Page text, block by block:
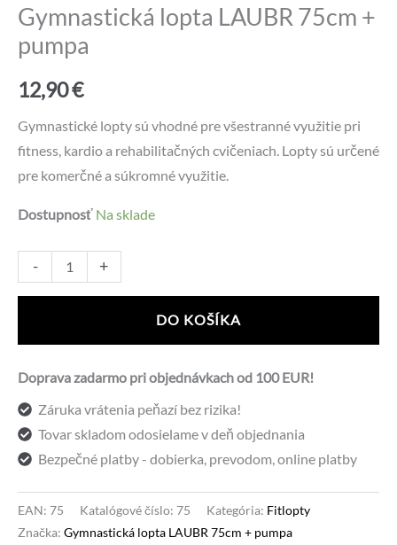
Gymnastická lopta LAUBR 75cm +
pumpa
12,90€
Gymnastické lopty sú vhodné pre všestranné využitie pri
fitness, kardio a rehabilitačných cvičeniach. Lopty sú určené
pre komerčné a súkromné využitie.
Dostupnosť Na sklade
-
množstvo
Gymnastická
+
pumpa
+
DO KOŠÍKA
Doprava zadarmo pri objednávkach od 100 EUR!
Záruka vrátenia peňazí bez rizika!
Tovar skladom odosielame v deň objednania
Bezpečné platby - dobierka, prevodom, online platby
EAN: 75 Katalógové číslo: 75 Kategória: Fitlopty
Značka: Gymnastická lopta LAUBR 75cm + pumpa